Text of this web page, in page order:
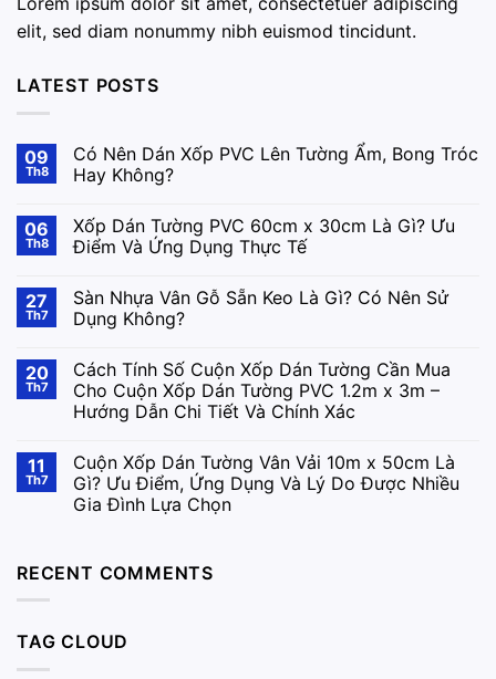
elit, sed diam nonummy nibh euismod tincidunt.
LATEST POSTS
09
Th8
Có Nên Dán Xốp PVC Lên Tường Ẩm, Bong Tróc
Hay Không?
06
Th8
Xốp Dán Tường PVC 60cm x 30cm Là Gì? Ưu
Điểm Và Ứng Dụng Thực Tế
27
Th7
Sàn Nhựa Vân Gỗ Sẵn Keo Là Gì? Có Nên Sử
Dụng Không?
20
Th7
Cách Tính Số Cuộn Xốp Dán Tường Cần Mua
Cho Cuộn Xốp Dán Tường PVC 1.2m x 3m –
Hướng Dẫn Chi Tiết Và Chính Xác
11
Th7
Cuộn Xốp Dán Tường Vân Vải 10m x 50cm Là
Gì? Ưu Điểm, Ứng Dụng Và Lý Do Được Nhiều
Gia Đình Lựa Chọn
RECENT COMMENTS
TAG CLOUD